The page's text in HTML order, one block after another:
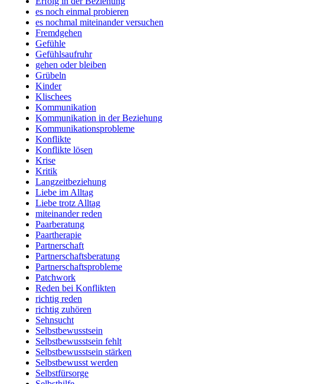
es noch einmal probieren
es nochmal miteinander versuchen
Fremdgehen
Gefühle
Gefühlsaufruhr
gehen oder bleiben
Grübeln
Kinder
Klischees
Kommunikation
Kommunikation in der Beziehung
Kommunikationsprobleme
Konflikte
Konflikte lösen
Krise
Kritik
Langzeitbeziehung
Liebe im Alltag
Liebe trotz Alltag
miteinander reden
Paarberatung
Paartherapie
Partnerschaft
Partnerschaftsberatung
Partnerschaftsprobleme
Patchwork
Reden bei Konflikten
richtig reden
richtig zuhören
Sehnsucht
Selbstbewusstsein
Selbstbewusstsein fehlt
Selbstbewusstsein stärken
Selbstbewusst werden
Selbstfürsorge